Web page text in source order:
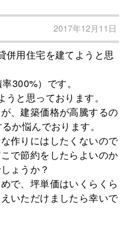
2017年12月11日
併用住宅を建てようと思
300%）です。
と思っております。
、建築価格が高騰するの
か悩んでおります。
作りにはしたくないので
で節約をしたらよいのか
ょうか？
で、坪単価はいくらくら
いただけましたら幸いで